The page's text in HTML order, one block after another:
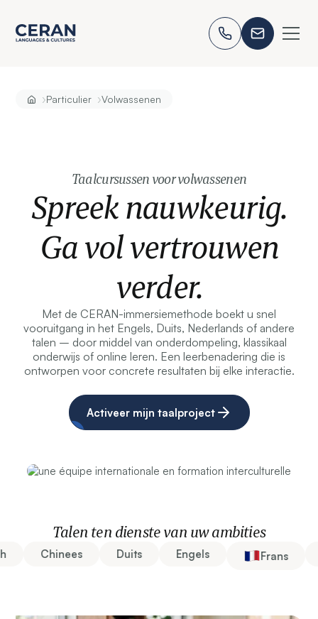
›Particulier ›Volwassenen
Taalcursussen voor volwassenen
Spreek nauwkeurig.
Ga vol vertrouwen
verder.
Met de CERAN-immersiemethode boekt u snel
vooruitgang in het Engels, Duits, Nederlands of andere
talen – door middel van onderdompeling, klassikaal
onderwijs of online leren. Een leerbenadering die is
ontworpen voor concrete resultaten bij elke interactie.
Activeer mijn taalproject
Talen ten dienste van uw ambities
Chinees Duits Engels Frans